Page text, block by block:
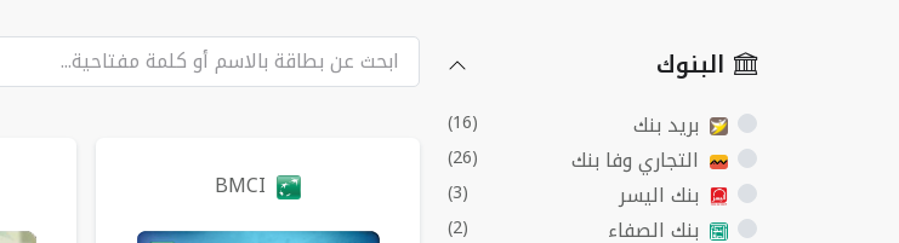
البنوك
بريد بنك (16)
التجاري وفا بنك (26)
بنك اليسر (3)
بنك الصفاء (2)
البطاقات
BMCI